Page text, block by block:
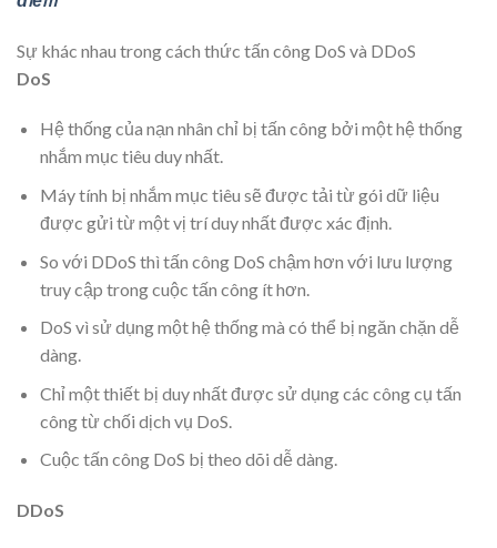
Sự khác nhau trong cách thức tấn công DoS và DDoS
DoS
Hệ thống của nạn nhân chỉ bị tấn công bởi một hệ thống
nhắm mục tiêu duy nhất.
Máy tính bị nhắm mục tiêu sẽ được tải từ gói dữ liệu
được gửi từ một vị trí duy nhất được xác định.
So với DDoS thì tấn công DoS chậm hơn với lưu lượng
truy cập trong cuộc tấn công ít hơn.
DoS vì sử dụng một hệ thống mà có thể bị ngăn chặn dễ
dàng.
Chỉ một thiết bị duy nhất được sử dụng các công cụ tấn
công từ chối dịch vụ DoS.
Cuộc tấn công DoS bị theo dõi dễ dàng.
DDoS